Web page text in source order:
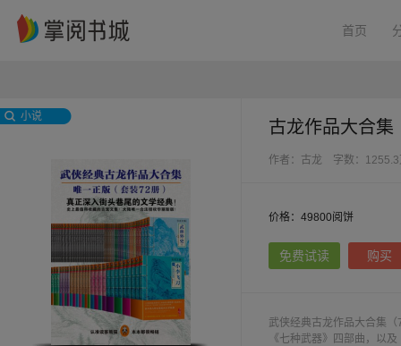
首页
小说
古龙作品大合集
作者：古龙 字数：
价格：49800阅饼
免费试读 购买
武侠经典古龙作品大合集
《七种武器》四部曲，以